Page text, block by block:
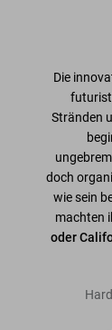
Die
Stränden
doch
wie sein
machten
oder